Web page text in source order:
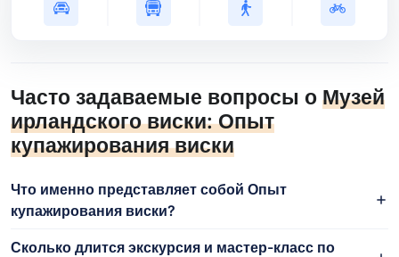
Часто задаваемые вопросы о Музей
ирландского виски: Опыт
купажирования виски
Что именно представляет собой Опыт
купажирования виски?
Сколько длится экскурсия и мастер-класс по